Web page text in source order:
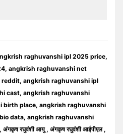
raghuvanshi ipl 2025 price,
angkrish raghuvanshi net
angkrish raghuvanshi ipl
cast, angkrish raghuvanshi
birth place, angkrish raghuvanshi
data, angkrish raghuvanshi
अंगकृष रघुवंशी आयु , अंगकृष रघुवंशी आईपीएल ,